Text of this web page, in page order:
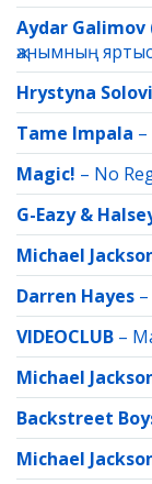
Aydar
җанымның
Hrystyna
Tame Impala –
Magic! – No
G-Eazy &
Michael
Darren Hayes –
VIDEOCLUB –
Michael
Backstreet
Michael